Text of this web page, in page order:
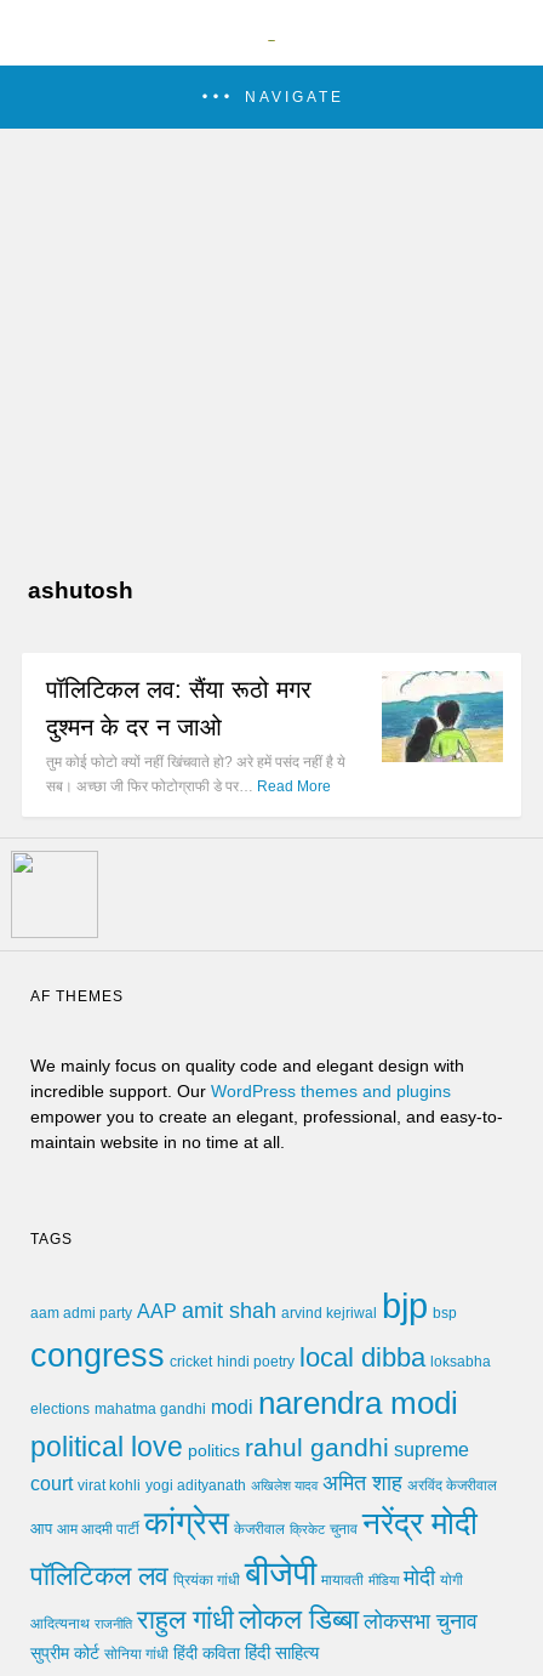
NAVIGATE
ashutosh
पॉलिटिकल लव: सैंया रूठो मगर
दुश्मन के दर न जाओ
तुम कोई फोटो क्यों नहीं खिंचवाते हो? अरे हमें पसंद नहीं है ये
सब। अच्छा जी फिर फोटोग्राफी डे पर… Read More
AF THEMES
We mainly focus on quality code and elegant design with
incredible support. Our WordPress themes and plugins
empower you to create an elegant, professional, and easy-to-
maintain website in no time at all.
TAGS
aam admi party AAP amit shah arvind kejriwal bjp bsp
congress cricket hindi poetry local dibba loksabha
elections mahatma gandhi modi narendra modi
political love politics rahul gandhi supreme
court virat kohli yogi adityanath अखिलेश यादव अमित शाह अरविंद केजरीवाल
आप आम आदमी पार्टी कांग्रेस केजरीवाल क्रिकेट चुनाव नरेंद्र मोदी
पॉलिटिकल लव प्रियंका गांधी बीजेपी मायावती मीडिया मोदी योगी
आदित्यनाथ राजनीति राहुल गांधीलोकल डिब्बा लोकसभा चुनाव
सुप्रीम कोर्ट सोनिया गांधी हिंदी कविता हिंदी साहित्य